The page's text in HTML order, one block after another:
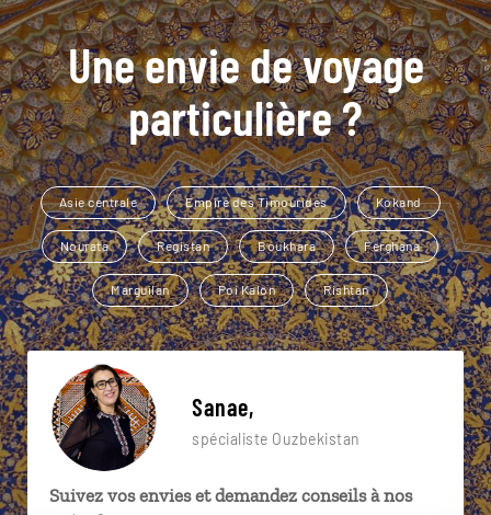
Une envie de voyage
particulière ?
Asie centrale Empire des Timourides Kokand
Nourata Registan Boukhara Ferghana
Marguilan Poi Kalon Rishtan
Sanae,
spécialiste Ouzbekistan
Suivez vos envies et demandez conseils à nos